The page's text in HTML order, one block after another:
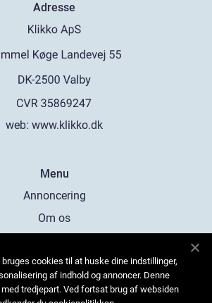
Adresse
web: www.klikko.dk
Menu
Annoncering
Om os
Kontakt os
Sitemap
cookies til at huske dine indstillinger,
af indhold og annoncer. Denne
tredjepart. Ved fortsat brug af websiden